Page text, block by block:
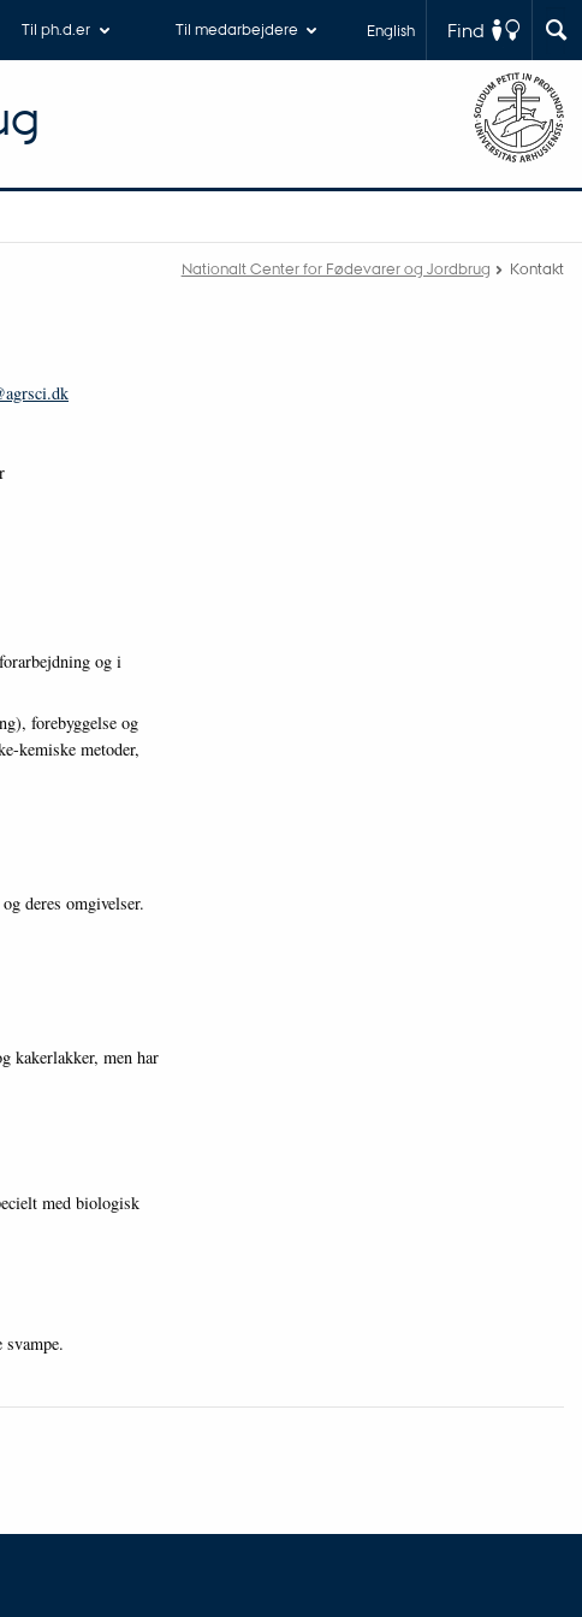
Find
English
Til ph.d.er Til medarbejdere
Nationalt Center for Fødevarer og Jordbrug Kontakt
og i
forebyggelse og
kemiske metoder,
deres omgivelser.
kakerlakker, men har
med biologisk